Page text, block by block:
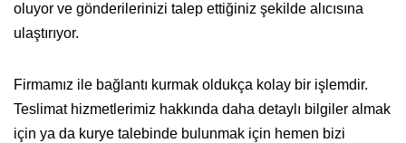
oluyor ve gönderilerinizi talep ettiğiniz şekilde alıcısına
ulaştırıyor.
Firmamız ile bağlantı kurmak oldukça kolay bir işlemdir.
Teslimat hizmetlerimiz hakkında daha detaylı bilgiler almak
için ya da kurye talebinde bulunmak için hemen bizi